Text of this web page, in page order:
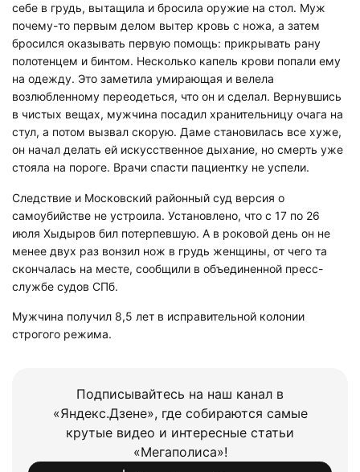
себе в грудь, вытащила и бросила оружие на стол. Муж
почему-то первым делом вытер кровь с ножа, а затем
бросился оказывать первую помощь: прикрывать рану
полотенцем и бинтом. Несколько капель крови попали ему
на одежду. Это заметила умирающая и велела
возлюбленному переодеться, что он и сделал. Вернувшись
в чистых вещах, мужчина посадил хранительницу очага на
стул, а потом вызвал скорую. Даме становилась все хуже,
он начал делать ей искусственное дыхание, но смерть уже
стояла на пороге. Врачи спасти пациентку не успели.
Следствие и Московский районный суд версия о
самоубийстве не устроила. Установлено, что с 17 по 26
июля Хыдыров бил потерпевшую. А в роковой день он не
менее двух раз вонзил нож в грудь женщины, от чего та
скончалась на месте, сообщили в объединенной пресс-
службе судов СПб.
Мужчина получил 8,5 лет в исправительной колонии
строгого режима.
Подписывайтесь на наш канал в
«Яндекс.Дзене», где собираются самые
крутые видео и интересные статьи
«Мегаполиса»!